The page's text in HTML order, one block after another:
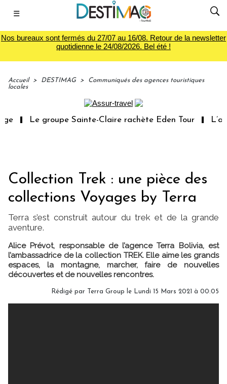
☰
Nos bureaux sont fermés du 27/07 au 16/08. Retour de la newsletter
quotidienne le 24/08/2026. Bel été !
Accueil > DESTIMAG >
Communiqués des agences touristiques
locales
Le groupe Sainte-Claire rachète Eden Tour
Collection Trek : une pièce des
collections Voyages by Terra
Terra s’est construit autour du trek et de la grande
aventure.
Alice Prévot, responsable de l’agence Terra Bolivia, est
l’ambassadrice de la collection TREK. Elle aime les grands
espaces, la montagne, marcher, faire de nouvelles
découvertes et de nouvelles rencontres.
Rédigé par Terra Group le Lundi 15 Mars 2021 à 00:05